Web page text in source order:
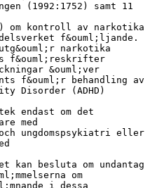
(1992:1752) samt 11
om kontroll av narkotika
f&ouml;ljande.
narkotika
f&ouml;reskrifter
&ouml;ver
f&ouml;r behandling av
Disorder (ADHD)
endast om det
med
ungdomspsykiatri eller
kan besluta om undantag
om
i dessa